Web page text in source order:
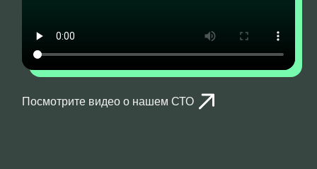
Посмотрите видео о нашем СТО